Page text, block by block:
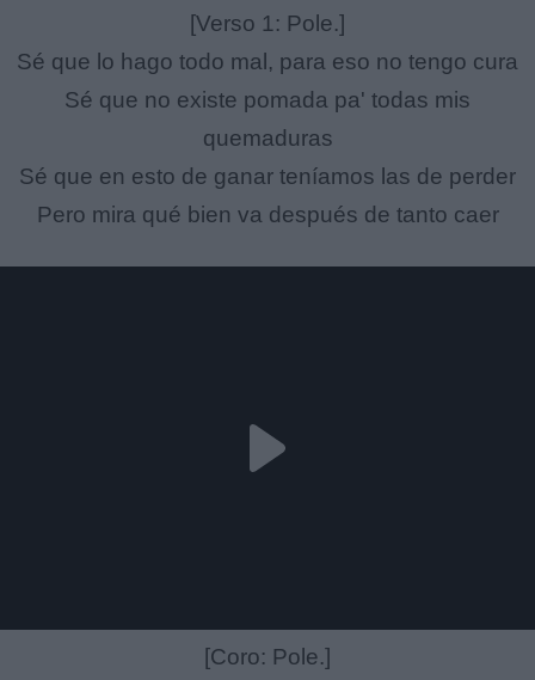
[Verso 1: Pole.]
Sé que lo hago todo mal, para eso no tengo cura
Sé que no existe pomada pa' todas mis
quemaduras
Sé que en esto de ganar teníamos las de perder
Pero mira qué bien va después de tanto caer
[Coro: Pole.]